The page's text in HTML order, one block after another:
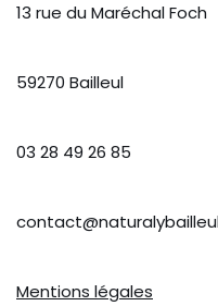
13 rue du Maréchal Foch
59270 Bailleul
03 28 49 26 85
Mentions légales